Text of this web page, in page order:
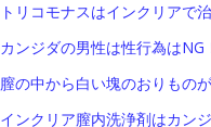
トリコモナスはインクリアで
カンジダの男性は性行為はNG
膣の中から白い塊のおりもの
インクリア膣内洗浄剤はカン